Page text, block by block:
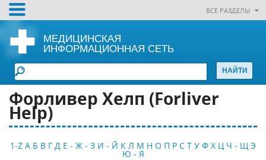
ВСЕ РАЗДЕЛЫ
МЕДИЦИНСКАЯ
ИНФОРМАЦИОННАЯ СЕТЬ
Форливер Хелп (Forliver
Help)
1-Z А Б В Г Д Е - Ж - З И - Й К Л М Н О П Р С Т У Ф Х Ц Ч - Щ Э
Ю - Я